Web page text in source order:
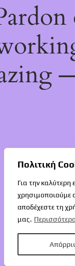
Πολιτική
Για την καλύτερη
χρησιμοποιούμε
αποδέχεστε τη
μας. Περισσότερα